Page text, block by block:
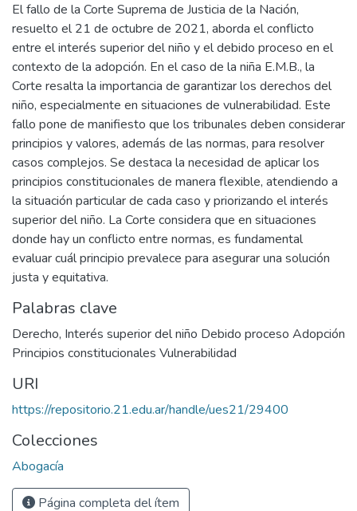
El fallo de la Corte Suprema de Justicia de la Nación,
resuelto el 21 de octubre de 2021, aborda el conflicto
entre el interés superior del niño y el debido proceso en el
contexto de la adopción. En el caso de la niña E.M.B., la
Corte resalta la importancia de garantizar los derechos del
niño, especialmente en situaciones de vulnerabilidad. Este
fallo pone de manifiesto que los tribunales deben considerar
principios y valores, además de las normas, para resolver
casos complejos. Se destaca la necesidad de aplicar los
principios constitucionales de manera flexible, atendiendo a
la situación particular de cada caso y priorizando el interés
superior del niño. La Corte considera que en situaciones
donde hay un conflicto entre normas, es fundamental
evaluar cuál principio prevalece para asegurar una solución
justa y equitativa.
Palabras clave
Derecho, Interés superior del niño Debido proceso Adopción
Principios constitucionales Vulnerabilidad
URI
https://repositorio.21.edu.ar/handle/ues21/29400
Colecciones
Abogacía
Página completa del ítem